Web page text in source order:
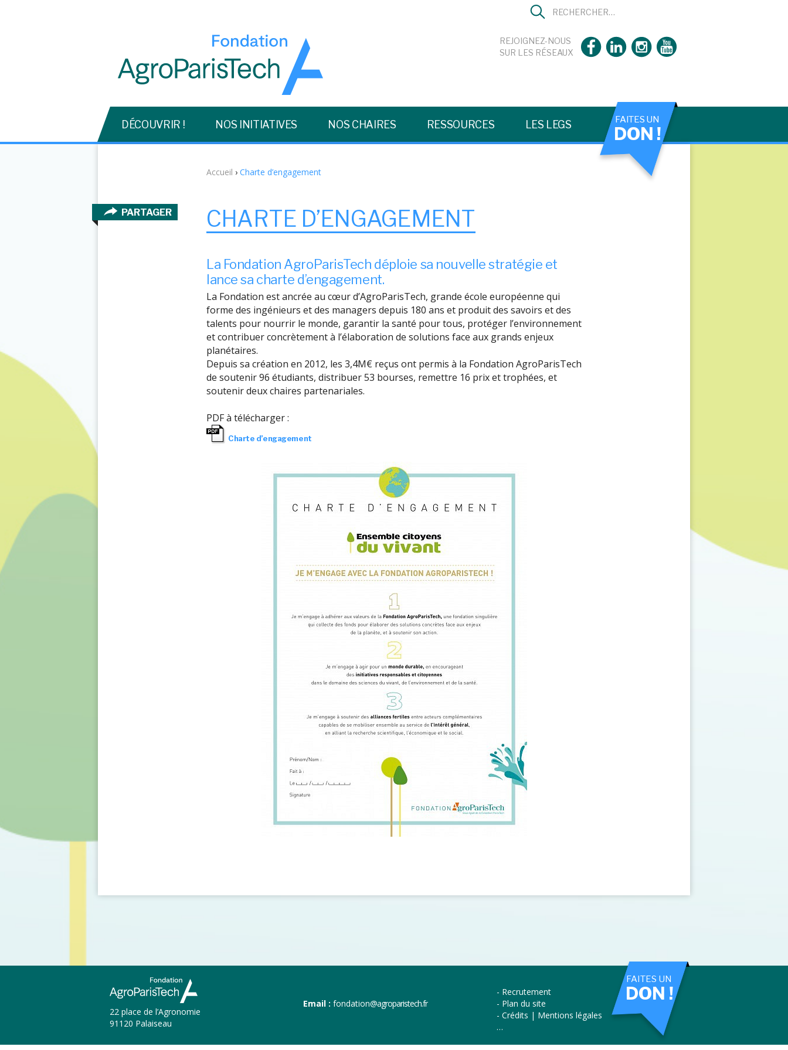
REJOIGNEZ-NOUS
SUR LES RÉSEAUX
DÉCOUVRIR ! NOS INITIATIVES NOS CHAIRES RESSOURCES LES LEGS FAITES UN
DON !
PARTAGER
Accueil › Charte d’engagement
CHARTE D’ENGAGEMENT
La Fondation AgroParisTech déploie sa nouvelle stratégie et
lance sa charte d’engagement.
La Fondation est ancrée au cœur d’AgroParisTech, grande école européenne qui
forme des ingénieurs et des managers depuis 180 ans et produit des savoirs et des
talents pour nourrir le monde, garantir la santé pour tous, protéger l’environnement
et contribuer concrètement à l’élaboration de solutions face aux grands enjeux
planétaires.
Depuis sa création en 2012, les 3,4M€ reçus ont permis à la Fondation AgroParisTech
de soutenir 96 étudiants, distribuer 53 bourses, remettre 16 prix et trophées, et
soutenir deux chaires partenariales.
PDF à télécharger :
Charte d’engagement
22 place de l’Agronomie
91120 Palaiseau
Email : fondation@agroparistech.fr
Recrutement
Plan du site
Crédits | Mentions légales
…
FAITES UN
DON !